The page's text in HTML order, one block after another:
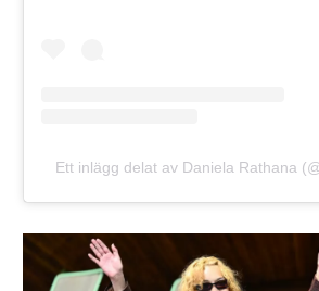
Ett inlägg delat av Daniela Rathana